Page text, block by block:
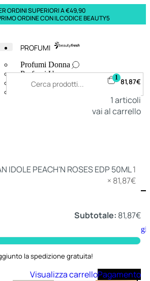
ORDINI SUPERIORI A €49,90
ORDINE CON IL CODICE BEAUTY5
PROFUMI
Profumi Donna
Profumi Uomo
Deodoranti Donna
Aggiungi
al
1 81,87€
1articoli
vai al carrello
IDOLE PEACH'N ROSES EDP 50ML1
× 81,87€
Subtotale: 81,87€
la spedizione gratuita!
Visualizza carrelloPagamento